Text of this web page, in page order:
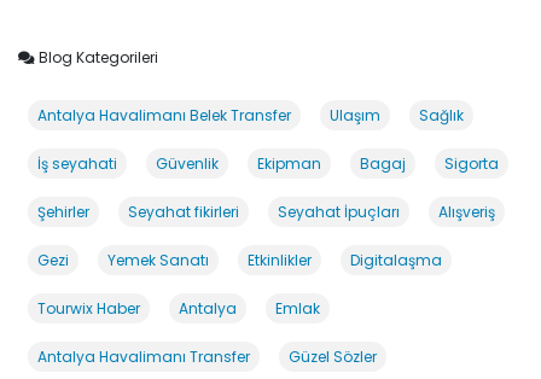
Blog Kategorileri
Antalya Havalimanı Belek Transfer Ulaşım Sağlık
İş seyahati Güvenlik Ekipman Bagaj Sigorta
Şehirler Seyahat fikirleri Seyahat İpuçları Alışveriş
Gezi Yemek Sanatı Etkinlikler Digitalaşma
Tourwix Haber Antalya Emlak
Antalya Havalimanı Transfer Güzel Sözler